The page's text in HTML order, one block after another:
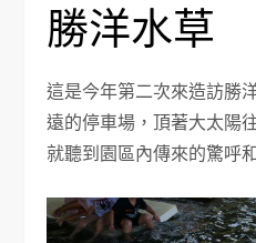
勝洋水草
這是今年第二次來造訪勝
遠的停車場，頂著大太陽
就聽到園區內傳來的驚呼